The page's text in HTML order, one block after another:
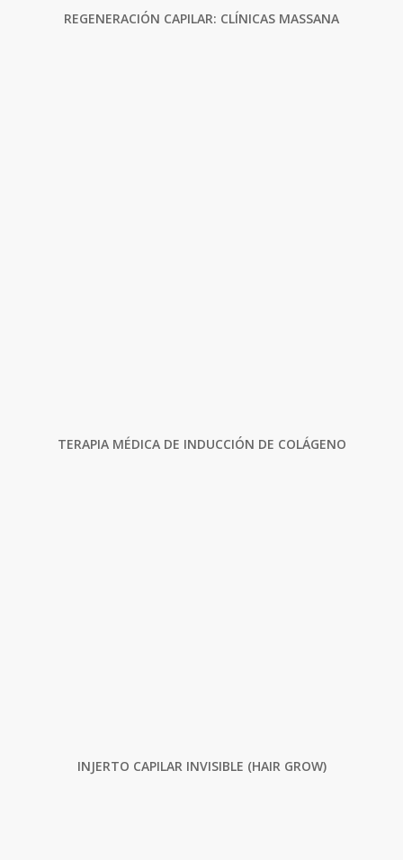
REGENERACIÓN CAPILAR: CLÍNICAS MASSANA
TERAPIA MÉDICA DE INDUCCIÓN DE COLÁGENO
INJERTO CAPILAR INVISIBLE (HAIR GROW)